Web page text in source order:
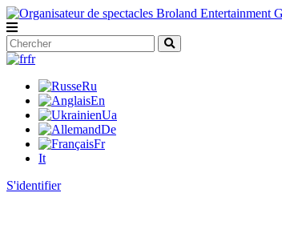
fr
Ru
En
Ua
De
Fr
It
S'identifier